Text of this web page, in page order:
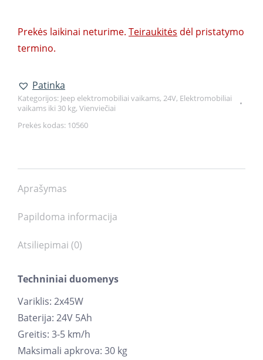
Prekės laikinai neturime. Teiraukitės dėl pristatymo
termino.
Patinka
Kategorijos: Jeep elektromobiliai vaikams, 24V, Elektromobiliai
vaikams iki 30 kg, Vienviečiai
Prekės kodas: 10560
Aprašymas
Papildoma informacija
Atsiliepimai (0)
Techniniai duomenys
Variklis: 2x45W
Baterija: 24V 5Ah
Greitis: 3-5 km/h
Maksimali apkrova: 30 kg